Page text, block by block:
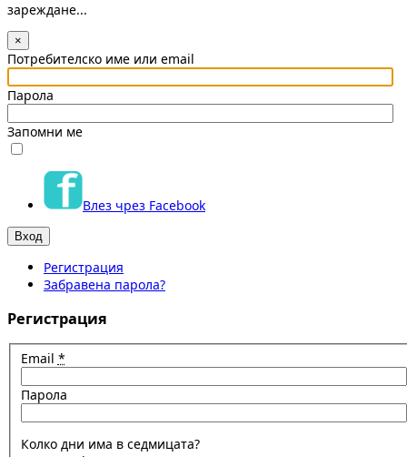
зареждане...
×
Потребителско име или email
Парола
Запомни ме
Влез чрез Facebook
Регистрация
Забравена парола?
Регистрация
Email *
Парола
Колко дни има в седмицата?